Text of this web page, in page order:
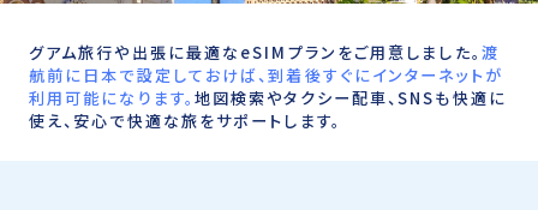
グアム旅行や出張に最適なeSIMプランをご用意しました。 渡
航前に日本で設定しておけば、到着後すぐにインターネットが
利用可能になります。 地図検索やタクシー配車、SNSも快適に
使え、安心で快適な旅をサポートします。